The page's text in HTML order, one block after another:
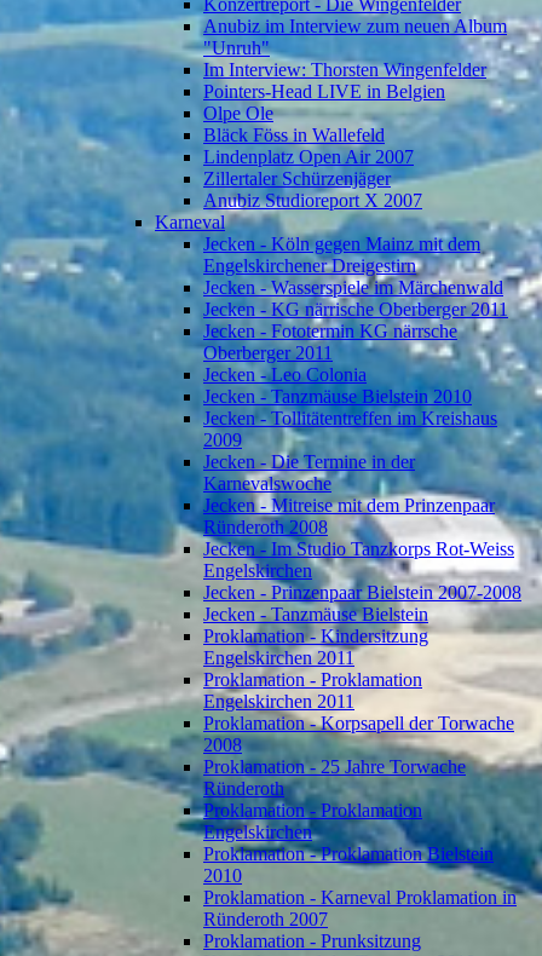
Konzertreport - Die Wingenfelder
Anubiz im Interview zum neuen Album
"Unruh"
Im Interview: Thorsten Wingenfelder
Pointers-Head LIVE in Belgien
Olpe Ole
Bläck Föss in Wallefeld
Lindenplatz Open Air 2007
Zillertaler Schürzenjäger
Anubiz Studioreport X 2007
Karneval
Jecken - Köln gegen Mainz mit dem
Engelskirchener Dreigestirn
Jecken - Wasserspiele im Märchenwald
Jecken - KG närrische Oberberger 2011
Jecken - Fototermin KG närrsche
Oberberger 2011
Jecken - Leo Colonia
Jecken - Tanzmäuse Bielstein 2010
Jecken - Tollitätentreffen im Kreishaus
2009
Jecken - Die Termine in der
Karnevalswoche
Jecken - Mitreise mit dem Prinzenpaar
Ründeroth 2008
Jecken - Im Studio Tanzkorps Rot-Weiss
Engelskirchen
Jecken - Prinzenpaar Bielstein 2007-2008
Jecken - Tanzmäuse Bielstein
Proklamation - Kindersitzung
Engelskirchen 2011
Proklamation - Proklamation
Engelskirchen 2011
Proklamation - Korpsapell der Torwache
2008
Proklamation - 25 Jahre Torwache
Ründeroth
Proklamation - Proklamation
Engelskirchen
Proklamation - Proklamation Bielstein
2010
Proklamation - Karneval Proklamation in
Ründeroth 2007
Proklamation - Prunksitzung